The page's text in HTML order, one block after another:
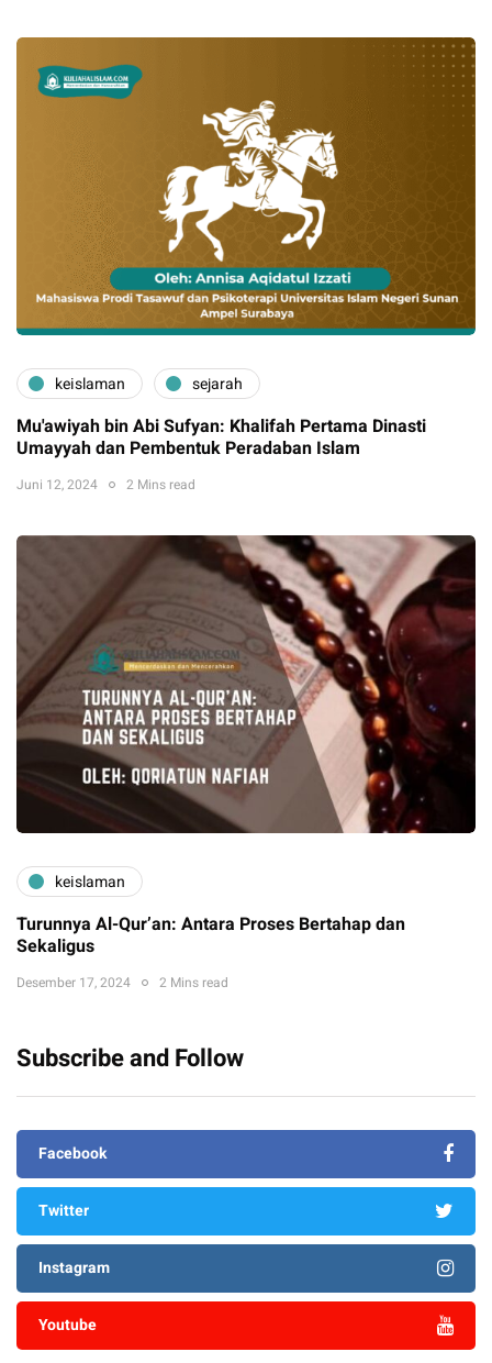
keislaman sejarah
Mu'awiyah bin Abi Sufyan: Khalifah Pertama Dinasti
Umayyah dan Pembentuk Peradaban Islam
Juni 12, 2024 2 Mins read
keislaman
Turunnya Al-Qur’an: Antara Proses Bertahap dan
Sekaligus
Desember 17, 2024 2 Mins read
Subscribe and Follow
Facebook
Twitter
Instagram
Youtube